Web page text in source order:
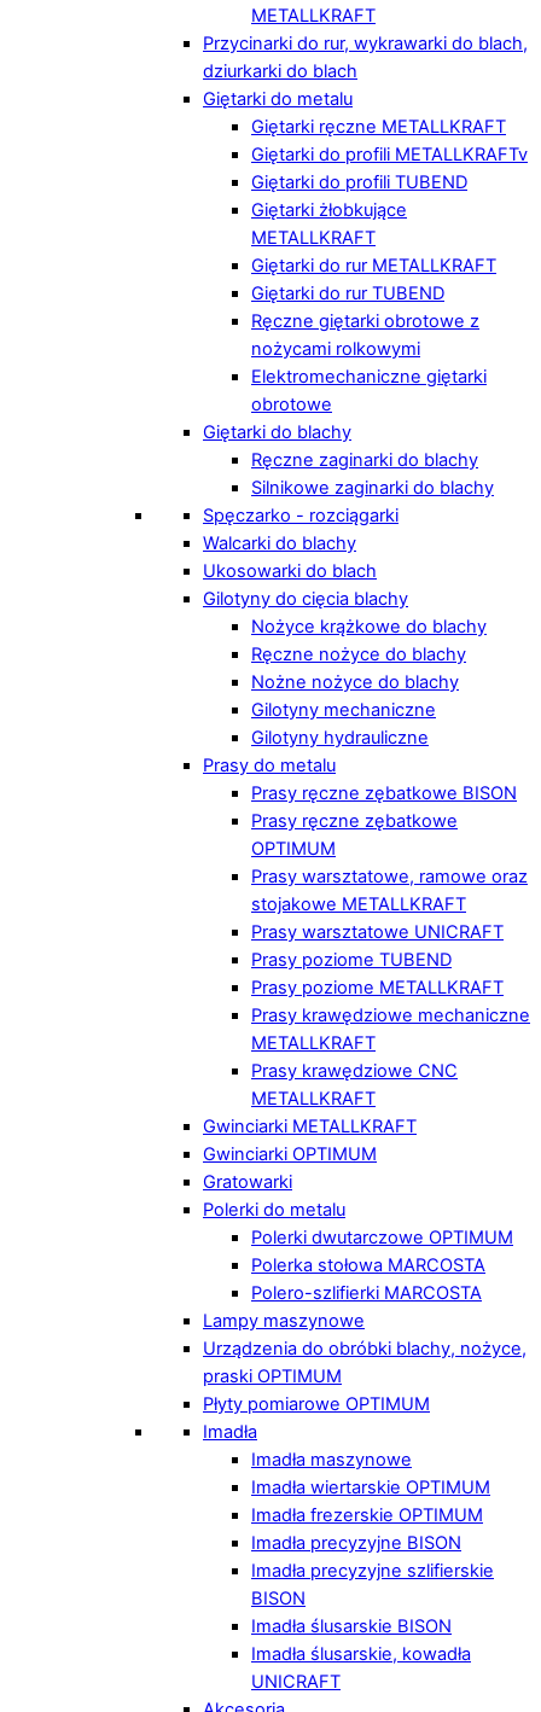
METALLKRAFT
Przycinarki do rur, wykrawarki do blach,
dziurkarki do blach
Giętarki do metalu
Giętarki ręczne METALLKRAFT
Giętarki do profili METALLKRAFTv
Giętarki do profili TUBEND
Giętarki żłobkujące
METALLKRAFT
Giętarki do rur METALLKRAFT
Giętarki do rur TUBEND
Ręczne giętarki obrotowe z
nożycami rolkowymi
Elektromechaniczne giętarki
obrotowe
Giętarki do blachy
Ręczne zaginarki do blachy
Silnikowe zaginarki do blachy
Spęczarko - rozciągarki
Walcarki do blachy
Ukosowarki do blach
Gilotyny do cięcia blachy
Nożyce krążkowe do blachy
Ręczne nożyce do blachy
Nożne nożyce do blachy
Gilotyny mechaniczne
Gilotyny hydrauliczne
Prasy do metalu
Prasy ręczne zębatkowe BISON
Prasy ręczne zębatkowe
OPTIMUM
Prasy warsztatowe, ramowe oraz
stojakowe METALLKRAFT
Prasy warsztatowe UNICRAFT
Prasy poziome TUBEND
Prasy poziome METALLKRAFT
Prasy krawędziowe mechaniczne
METALLKRAFT
Prasy krawędziowe CNC
METALLKRAFT
Gwinciarki METALLKRAFT
Gwinciarki OPTIMUM
Gratowarki
Polerki do metalu
Polerki dwutarczowe OPTIMUM
Polerka stołowa MARCOSTA
Polero-szlifierki MARCOSTA
Lampy maszynowe
Urządzenia do obróbki blachy, nożyce,
praski OPTIMUM
Płyty pomiarowe OPTIMUM
Imadła
Imadła maszynowe
Imadła wiertarskie OPTIMUM
Imadła frezerskie OPTIMUM
Imadła precyzyjne BISON
Imadła precyzyjne szlifierskie
BISON
Imadła ślusarskie BISON
Imadła ślusarskie, kowadła
UNICRAFT